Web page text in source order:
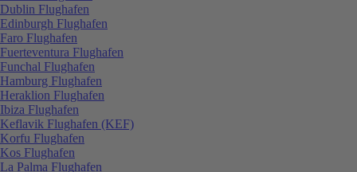
Dublin Flughafen
Edinburgh Flughafen
Faro Flughafen
Fuerteventura Flughafen
Funchal Flughafen
Hamburg Flughafen
Heraklion Flughafen
Ibiza Flughafen
Keflavik Flughafen (KEF)
Korfu Flughafen
Kos Flughafen
La Palma Flughafen